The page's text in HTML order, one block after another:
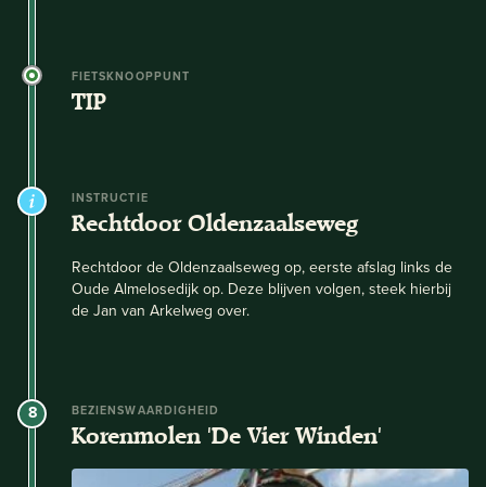
FIETSKNOOPPUNT
TIP
INSTRUCTIE
Rechtdoor Oldenzaalseweg
Rechtdoor de Oldenzaalseweg op, eerste afslag links de
Oude Almelosedijk op. Deze blijven volgen, steek hierbij
de Jan van Arkelweg over.
8 BEZIENSWAARDIGHEID
Korenmolen 'De Vier Winden'